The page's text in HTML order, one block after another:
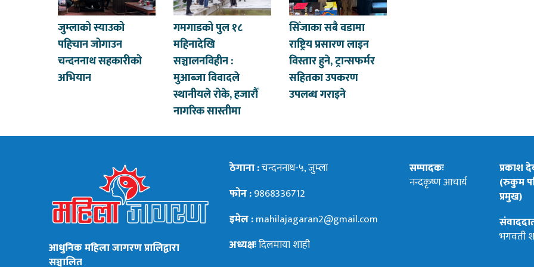
जुम्लाको स्याउको
पहिचान जोगाउन
चन्दननाथ सहकारीको
अभियान
गमगाडको पुल १८
महिनादेखि
सञ्चालनविहीन :
मुआब्जा विवादले
स्थानीयले रोके, हजारौँ
नागरिक सास्तीमा
सिँजाका सबै वडामा
राष्ट्रिय प्रसारण लाइन
विस्तार हुने, ट्रान्सफर्मर
सहितका उपकरण
उपलब्ध गराइने
आधुनिक महिला जागरण प्रालिद्वारा
सञ्चालित
ठेगाना :चन्दननाथ-५, जुम्ला
फोन :9868336712
इमेल :mahilajagaran2@gmail.com
अध्यक्षःदिलमाया शाही
सम्पादकः
नन्दकृष्ण आचार्य
प्रकाश
(रुकुम
प्रमुख)
भगवती